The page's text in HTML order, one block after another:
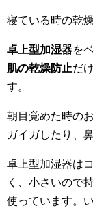
寝ている時の乾
卓上型加湿器を
肌の乾燥防止だ
す。
朝目覚めた時の
ガイガしたり、
卓上型加湿器は
く、小さいので
使っています。